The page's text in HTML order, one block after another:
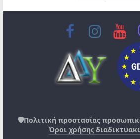
🛡️Πολιτική προστασίας
Όροι χρήσης